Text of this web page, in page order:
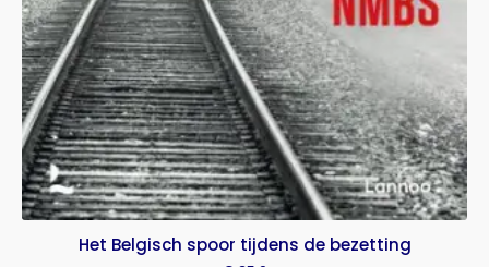
Het Belgisch spoor tijdens de bezetting